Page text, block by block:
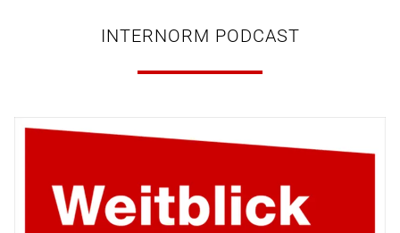
INTERNORM PODCAST